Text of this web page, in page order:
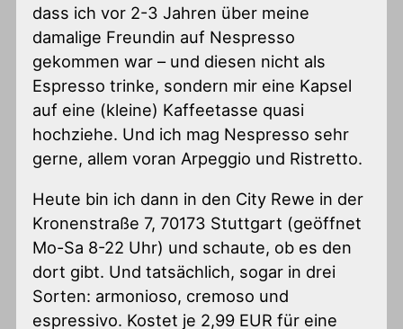
dass ich vor 2-3 Jahren über meine
damalige Freundin auf Nespresso
gekommen war – und diesen nicht als
Espresso trinke, sondern mir eine Kapsel
auf eine (kleine) Kaffeetasse quasi
hochziehe. Und ich mag Nespresso sehr
gerne, allem voran Arpeggio und Ristretto.
Heute bin ich dann in den City Rewe in der
Kronenstraße 7, 70173 Stuttgart (geöffnet
Mo-Sa 8-22 Uhr) und schaute, ob es den
dort gibt. Und tatsächlich, sogar in drei
Sorten: armonioso, cremoso und
espressivo. Kostet je 2,99 EUR für eine